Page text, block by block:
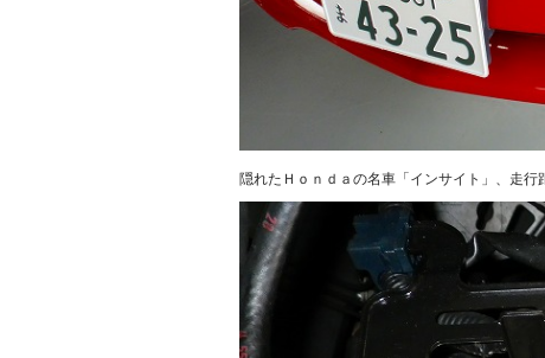
隠れたＨｏｎｄａの名車「インサイト」、走行